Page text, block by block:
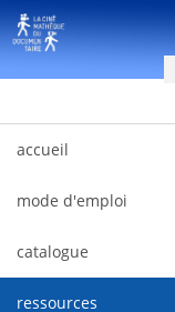
Salta al contigut
accueil
mode d'emploi
catalogue
ressources